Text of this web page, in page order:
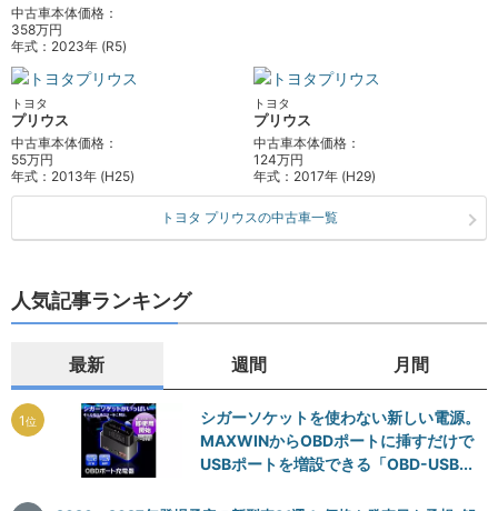
中古車本体価格：
358万円
年式： 2023年 (R5)
トヨタ
プリウス
中古車本体価格：
55万円
年式： 2013年 (H25)
トヨタ
プリウス
中古車本体価格：
124万円
年式： 2017年 (H29)
トヨタ プリウスの中古車一覧
人気記事ランキング
最新 週間 月間
1位
シガーソケットを使わない新しい電源。
MAXWINからOBDポートに挿すだけで
USBポートを増設できる「OBD-USB...